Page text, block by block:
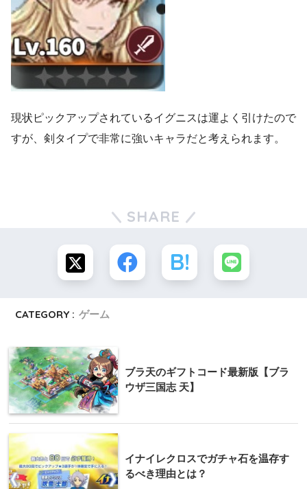
現状ピックアップされているイグニスは運よく引けたので
すが、剣タイプで非常に強いキャラだと考えられます。
SHARE
CATEGORY : ゲーム
ブラ天のギフトコード最新版【ブラ
ウザ三国志 天】
イナイレクロスでガチャ石を温存す
るべき理由とは？